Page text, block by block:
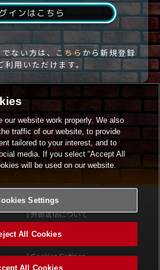
インはこちら
ない方は、 こちらから新規登録
利用いただけます。
利用規約
外部送信について
Cookies Settings
our website work properly. We also
traffic of our website, to provide
tailored to your interest, and to
media. If you select “Accept All
will be used on our website.
Settings
All Cookies
All Cookies